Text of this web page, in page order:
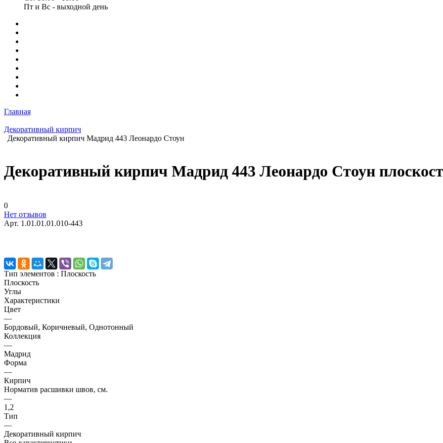
Пт и Вс - выходной день
Главная
Декоративный кирпич
Декоративный кирпич Мадрид 443 Леонардо Стоун
Декоративный кирпич Мадрид 443 Леонардо Стоун
0
Нет отзывов
Арт. 1.01.01.01.010-443
Тип элементов : Плоскость
Плоскость
Углы
Характеристики
Цвет
—
Бордовый, Коричневый, Однотонный
Коллекция
—
Мадрид
Форма
—
Кирпич
Норматив расшивки швов, см.
—
1,2
Тип
—
Декоративный кирпич